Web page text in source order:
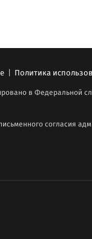
| Политика
в Федеральной
согласия